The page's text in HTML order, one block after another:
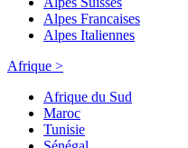
Alpes Francaises
Alpes Italiennes
Afrique >
Afrique du Sud
Maroc
Tunisie